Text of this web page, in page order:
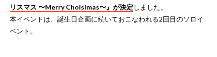
リスマス 〜Merry Choisimas〜』が決定 しました。
本イベントは、誕生日企画に続いておこなわれる2回目のソロイ
ベント。